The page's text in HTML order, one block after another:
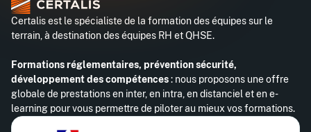
Certalis est le spécialiste de la formation des équipes sur le
terrain, à destination des équipes RH et QHSE.
Formations réglementaires, prévention sécurité,
développement des compétences: nous proposons une offre
globale de prestations en inter, en intra, en distanciel et en e-
learning pour vous permettre de piloter au mieux vos formations.